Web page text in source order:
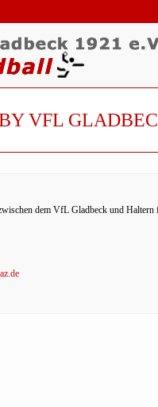
VFL
dem VfL Gladbeck und Haltern